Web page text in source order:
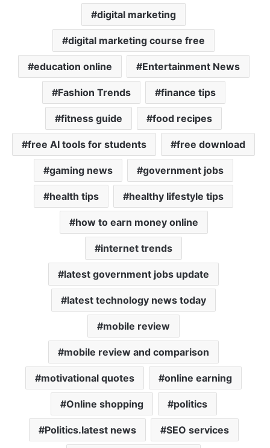
digital marketing
digital marketing course free
education online Entertainment News
Fashion Trends finance tips
fitness guide food recipes
free AI tools for students free download
gaming news government jobs
health tips healthy lifestyle tips
how to earn money online
internet trends
latest government jobs update
latest technology news today
mobile review
mobile review and comparison
motivational quotes online earning
Online shopping politics
Politics.latest news SEO services